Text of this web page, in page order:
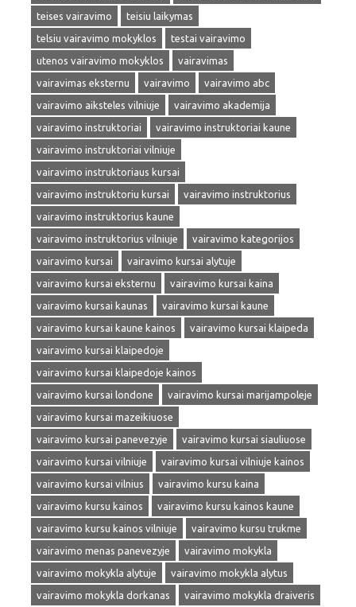
teises vairavimo
teisiu laikymas
telsiu vairavimo mokyklos
testai vairavimo
utenos vairavimo mokyklos
vairavimas
vairavimas eksternu
vairavimo
vairavimo abc
vairavimo aiksteles vilniuje
vairavimo akademija
vairavimo instruktoriai
vairavimo instruktoriai kaune
vairavimo instruktoriai vilniuje
vairavimo instruktoriaus kursai
vairavimo instruktoriu kursai
vairavimo instruktorius
vairavimo instruktorius kaune
vairavimo instruktorius vilniuje
vairavimo kategorijos
vairavimo kursai
vairavimo kursai alytuje
vairavimo kursai eksternu
vairavimo kursai kaina
vairavimo kursai kaunas
vairavimo kursai kaune
vairavimo kursai kaune kainos
vairavimo kursai klaipeda
vairavimo kursai klaipedoje
vairavimo kursai klaipedoje kainos
vairavimo kursai londone
vairavimo kursai marijampoleje
vairavimo kursai mazeikiuose
vairavimo kursai panevezyje
vairavimo kursai siauliuose
vairavimo kursai vilniuje
vairavimo kursai vilniuje kainos
vairavimo kursai vilnius
vairavimo kursu kaina
vairavimo kursu kainos
vairavimo kursu kainos kaune
vairavimo kursu kainos vilniuje
vairavimo kursu trukme
vairavimo menas panevezyje
vairavimo mokykla
vairavimo mokykla alytuje
vairavimo mokykla alytus
vairavimo mokykla dorkanas
vairavimo mokykla draiveris